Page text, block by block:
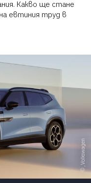
Какво ще стане
евтиния труд в
, Volkswagen